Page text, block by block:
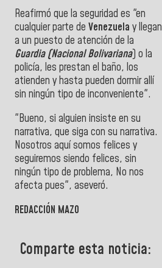
Reafirmó que la seguridad es "en
cualquier parte de Venezuela y llegan
a un puesto de atención de la
Guardia (Nacional Bolivariana) o la
policía, les prestan el baño, los
atienden y hasta pueden dormir allí
sin ningún tipo de inconveniente".
"Bueno, si alguien insiste en su
narrativa, que siga con su narrativa.
Nosotros aquí somos felices y
seguiremos siendo felices, sin
ningún tipo de problema, No nos
afecta pues", aseveró.
REDACCIÓN MAZO
Comparte esta noticia: